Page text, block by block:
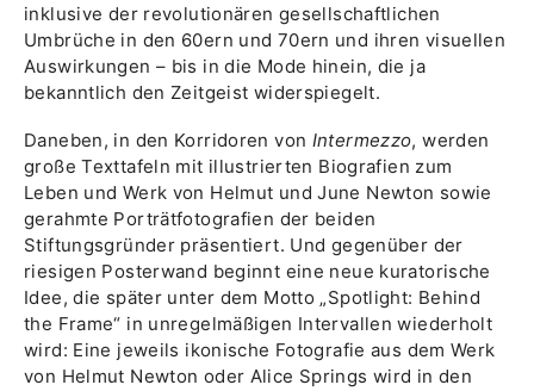
inklusive der revolutionären gesellschaftlichen
Umbrüche in den 60ern und 70ern und ihren visuellen
Auswirkungen – bis in die Mode hinein, die ja
bekanntlich den Zeitgeist widerspiegelt.
Daneben, in den Korridoren von Intermezzo, werden
große Texttafeln mit illustrierten Biografien zum
Leben und Werk von Helmut und June Newton sowie
gerahmte Porträtfotografien der beiden
Stiftungsgründer präsentiert. Und gegenüber der
riesigen Posterwand beginnt eine neue kuratorische
Idee, die später unter dem Motto „Spotlight: Behind
the Frame“ in unregelmäßigen Intervallen wiederholt
wird: Eine jeweils ikonische Fotografie aus dem Werk
von Helmut Newton oder Alice Springs wird in den